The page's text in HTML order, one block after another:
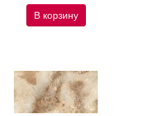
В корзину